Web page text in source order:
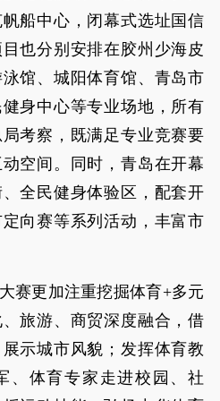
船中心，闭幕式选址国信
也分别安排在胶州少海皮
馆、城阳体育馆、青岛市
身中心等专业场地，所有
考察，既满足专业竞赛要
空间。同时，青岛在开幕
全民健身体验区，配套开
向赛等系列活动，丰富市
赛更加注重挖掘体育+多元
旅游、商贸深度融合，借
示城市风貌；发挥体育教
、体育专家走进校园、社